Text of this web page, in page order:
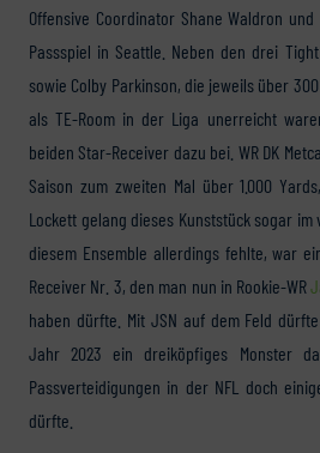
Offensive Coordinator Shane Waldron
Passspiel in Seattle. Neben den drei
sowie Colby Parkinson, die jeweils über
als TE-Room in der Liga unerreicht
beiden Star-Receiver dazu bei. WR DK
Saison zum zweiten Mal über 1.000
Lockett gelang dieses Kunststück sogar
diesem Ensemble allerdings fehlte, war
Receiver Nr. 3, den man nun in Rookie-WR
haben dürfte. Mit JSN auf dem Feld
Jahr 2023 ein dreiköpfiges Monster
Passverteidigungen in der NFL doch
dürfte.